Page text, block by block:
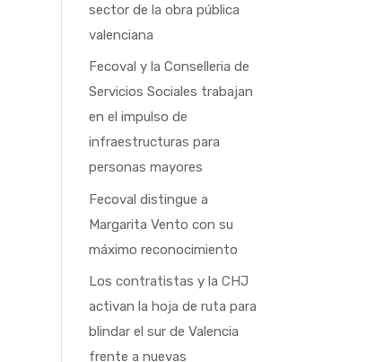
sector de la obra pública
valenciana
Fecoval y la Conselleria de
Servicios Sociales trabajan
en el impulso de
infraestructuras para
personas mayores
Fecoval distingue a
Margarita Vento con su
máximo reconocimiento
Los contratistas y la CHJ
activan la hoja de ruta para
blindar el sur de Valencia
frente a nuevas